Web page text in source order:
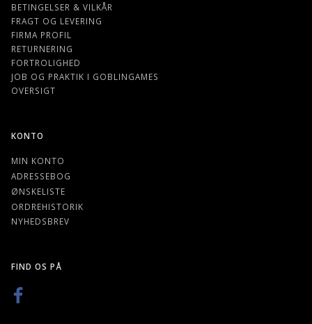
BETINGELSER & VILKÅR
FRAGT OG LEVERING
FIRMA PROFIL
RETURNERING
FORTROLIGHED
JOB OG PRAKTIK I GOBLINGAMES
OVERSIGT
KONTO
MIN KONTO
ADRESSEBOG
ØNSKELISTE
ORDREHISTORIK
NYHEDSBREV
FIND OS PÅ